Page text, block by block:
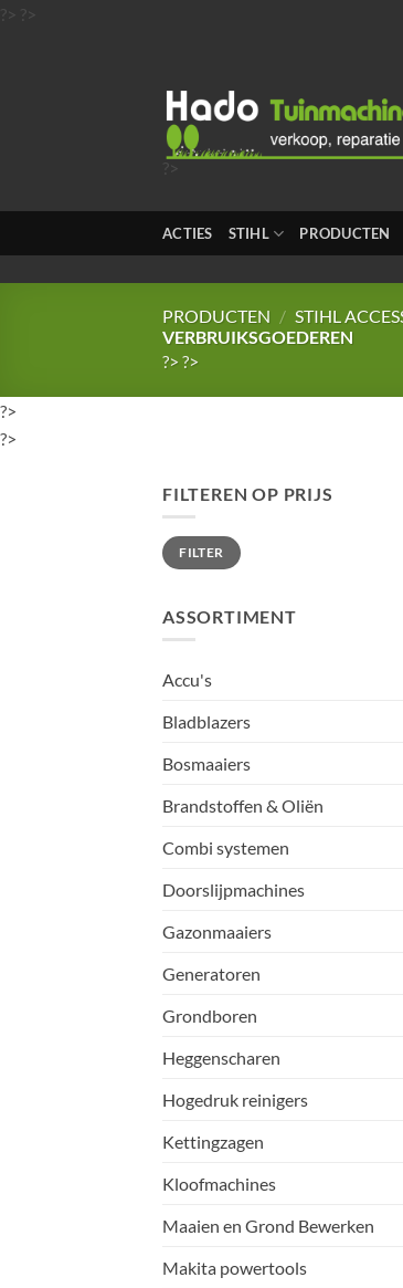
?> ?>
?>
ACTIES STIHL PRODUCTEN
PRODUCTEN / STIHL
VERBRUIKSGOEDEREN
?> ?>
?>
?>
FILTEREN OP PRIJS
Min.
prijs
Max.
prijsFILTER
ASSORTIMENT
Accu's
Bladblazers
Bosmaaiers
Brandstoffen & Oliën
Combi systemen
Doorslijpmachines
Gazonmaaiers
Generatoren
Grondboren
Heggenscharen
Hogedruk reinigers
Kettingzagen
Kloofmachines
Maaien en Grond Bewerken
Makita powertools